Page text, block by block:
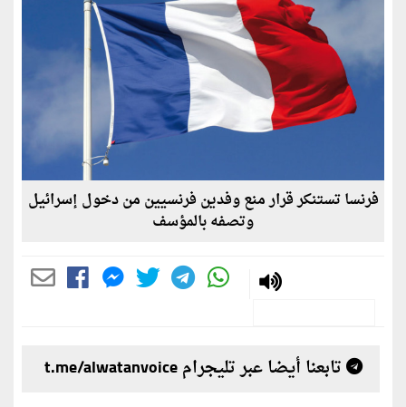
فرنسا تستنكر قرار منع وفدين فرنسيين من دخول إسرائيل
وتصفه بالمؤسف
تابعنا أيضا عبر تليجرام t.me/alwatanvoice